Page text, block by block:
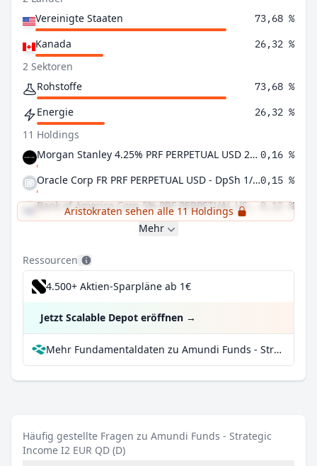
Vereinigte Staaten
73,68 %
Kanada 26,32 %
2 Sektoren
Rohstoffe
73,68 %
Energie 26,32 %
11 Holdings
Morgan Stanley 4.25% PRF PERPETUAL USD 25 - Ser O 0,16 %
Oracle Corp FR PRF PERPETUAL USD - DpSh 1/2000 Prf Sr D0,15 %
Bank of America Corp 5% PRF PERPETUAL USD 25 - Ser LL DpSh1/1000th 0,12 %
Aristokraten sehen alle 11 Holdings
Mehr
Ressourcen
4.500+ Aktien-Sparpläne ab 1€
Jetzt Scalable Depot eröffnen →
Mehr Fundamentaldaten zu Amundi Funds - Strategic Income I2 EUR QD (D) bei Parqet
Häufig gestellte Fragen zu Amundi Funds - Strategic
Income I2 EUR QD (D)